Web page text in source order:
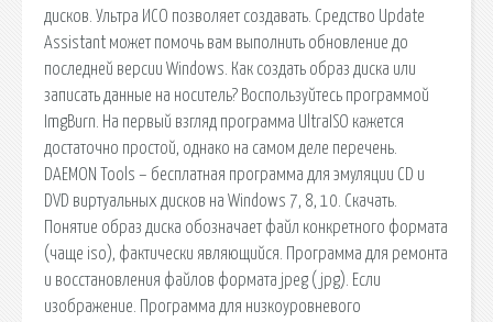
дисков. Ультра ИСО позволяет создавать. Средство Update
Assistant может помочь вам выполнить обновление до
последней версии Windows. Как создать образ диска или
записать данные на носитель? Воспользуйтесь программой
ImgBurn. На первый взгляд программа UltraISO кажется
достаточно простой, однако на самом деле перечень.
DAEMON Tools – бесплатная программа для эмуляции CD и
DVD виртуальных дисков на Windows 7, 8, 10. Скачать.
Понятие образ диска обозначает файл конкретного формата
(чаще iso), фактически являющийся. Программа для ремонта
и восстановления файлов формата jpeg (jpg). Если
изображение. Программа для низкоуровневого